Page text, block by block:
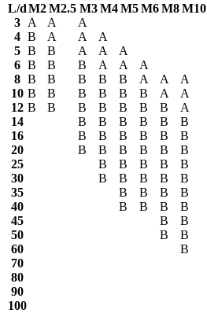
L/dМ2М2.5 М3 М4 М5 М6 М8 М10
3
А А
А
4 В А А
А
5 В В А А
А
6 В В В А А
А
8 В В В В В А А
А
10 В В В В В В А А
12 В В В В В В В А
14
В В В В В В
16
В В В В В В
20
В В В В В В
25
В В В В В
30
В В В В В
35
В В В В
40
В В В В
45
В В
50
В В
60
В
70
80
90
100